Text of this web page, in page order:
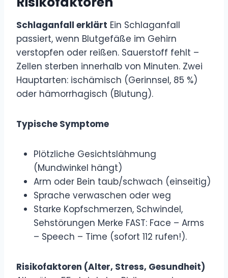
Schlaganfall erklärt Ein Schlaganfall
passiert, wenn Blutgefäße im Gehirn
verstopfen oder reißen. Sauerstoff fehlt –
Zellen sterben innerhalb von Minuten. Zwei
Hauptarten: ischämisch (Gerinnsel, 85 %)
oder hämorrhagisch (Blutung).
Typische Symptome
Plötzliche Gesichtslähmung
(Mundwinkel hängt)
Arm oder Bein taub/schwach (einseitig)
Sprache verwaschen oder weg
Starke Kopfschmerzen, Schwindel,
Sehstörungen Merke FAST: Face – Arms
– Speech – Time (sofort 112 rufen!).
Risikofaktoren (Alter, Stress, Gesundheit)